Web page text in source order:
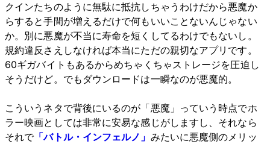
クインたちのように無駄に抵抗しちゃうわけだから悪魔か
らすると手間が増えるだけで何もいいことないんじゃない
か。別に悪魔が不当に寿命を短くしてるわけでもないし。
規約違反さえしなければ本当にただの親切なアプリです。
60ギガバイトもあるからめちゃくちゃストレージを圧迫し
そうだけど。でもダウンロードは一瞬なのが悪魔的。
こういうネタで背後にいるのが「悪魔」っていう時点でホ
ラー映画としては非常に安易な感じがしますし、それなら
それで「バトル・インフェルノ」 みたいに悪魔側のメリッ